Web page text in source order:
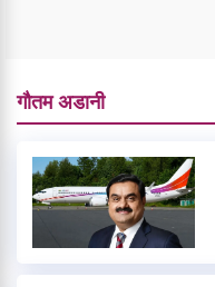
गौतम अडानी